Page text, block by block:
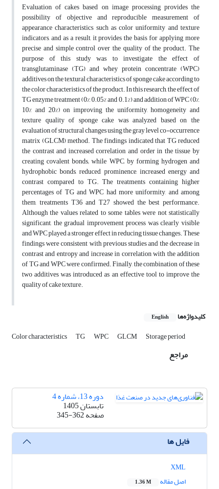
Evaluation of cakes based on image processing provides the
possibility of objective and reproducible measurement of
appearance characteristics such as color uniformity and texture
indicators, and as a result, it provides the basis for applying more
precise and simple control over the quality of the product. The
purpose of this study was to investigate the effect of
transglutaminase (TG) and whey protein concentrate (WPC)
additives on the textural characteristics of sponge cake according to
the color characteristics of the product. In this research, the effect of
TG enzyme treatment (0%, 0.05% and 0.1%) and addition of WPC (0%,
10% and 20%) on improving the uniformity, homogeneity and
texture quality of sponge cake was analyzed based on the
evaluation of structural changes using the gray level co-occurrence
matrix (GLCM) method. The findings indicated that TG reduced
the contrast and increased correlation and order in the tissue by
creating covalent bonds; while WPC, by forming hydrogen and
hydrophobic bonds, reduced prominence, increased energy and
contrast compared to TG. The treatments containing higher
percentages of TG and WPC had more uniformity, and among
them, treatments T36 and T27 showed the best performance.
Although the values related to some tables were not statistically
significant, the gradual improvement process was clearly visible
and WPC played a stronger effect in reducing tissue changes. These
findings were consistent with previous studies and the decrease in
contrast and entropy and increase in correlation with the addition
of TG and WPC were confirmed. Finally, the combination of these
two additives was introduced as an effective tool to improve the
quality of cake texture.
کلیدواژه‌ها English
Color characteristics TG WPC GLCM Storage period
مراجع
دوره 13، شماره 4
تابستان 1405
صفحه345-362
فایل ها
اصل مقاله
1.36 M